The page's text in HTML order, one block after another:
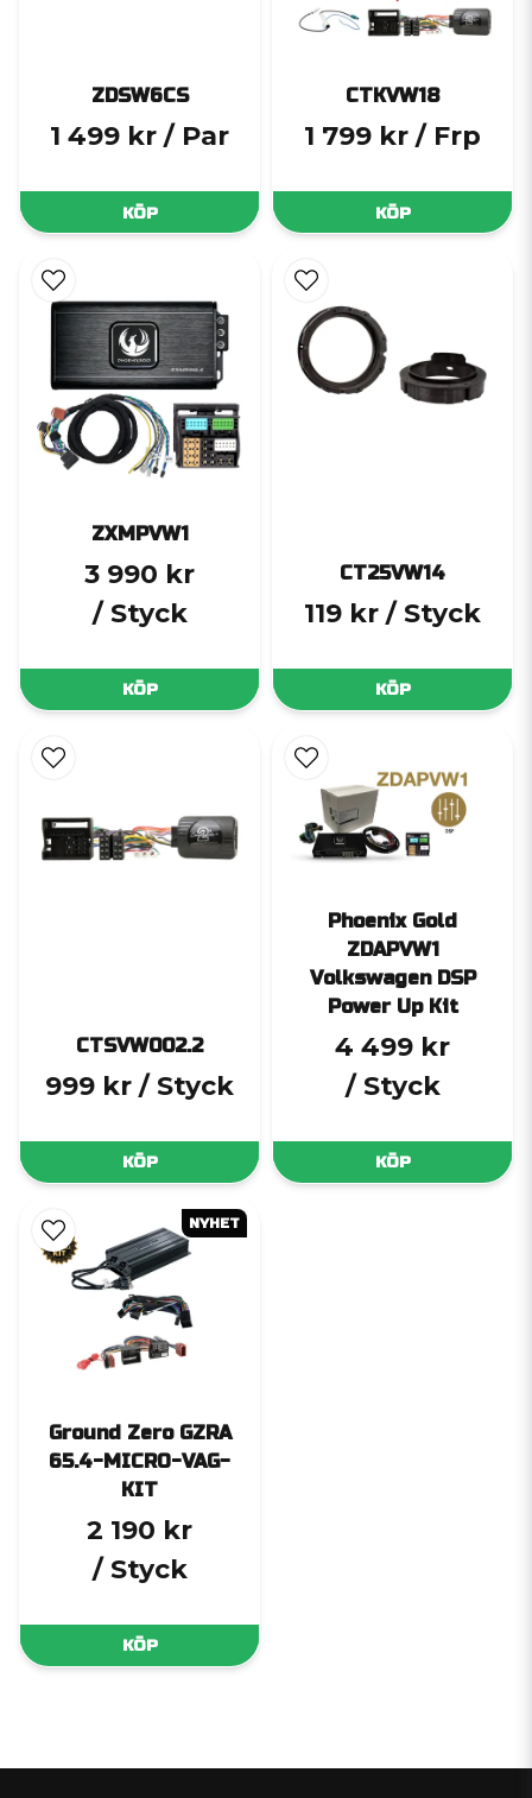
ZDSW6CS
1 499 kr / Par
KÖP
CTKVW18
1 799 kr / Frp
KÖP
ZXMPVW1
3 990 kr
/ Styck
KÖP
CT25VW14
119 kr / Styck
KÖP
CTSVW002.2
999 kr / Styck
KÖP
Phoenix Gold
ZDAPVW1
Volkswagen DSP
Power Up Kit
4 499 kr
/ Styck
KÖP
Ground Zero GZRA
65.4-MICRO-VAG-
KIT
2 190 kr
/ Styck
KÖP
NYHET